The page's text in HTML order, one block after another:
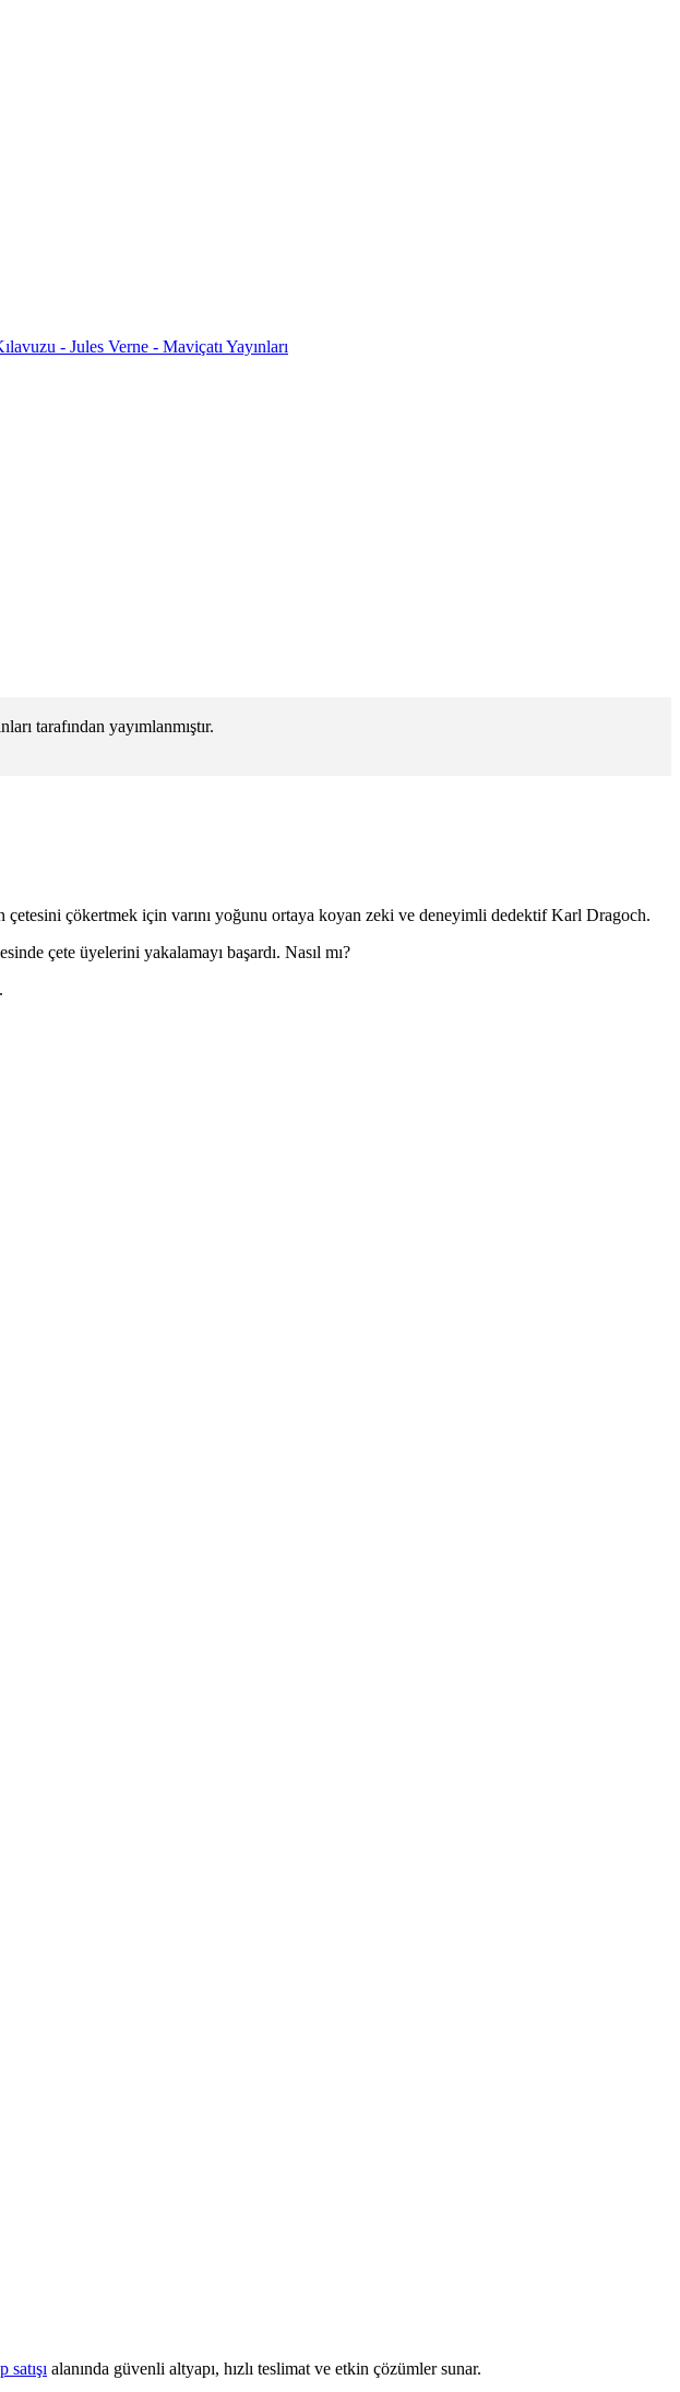
tarafından yayımlanmıştır.
çetesini çökertmek için varını yoğunu ortaya koyan zeki ve deneyimli dedektif Karl Dragoch.
çete üyelerini yakalamayı başardı. Nasıl mı?
satışı alanında güvenli altyapı, hızlı teslimat ve etkin çözümler sunar.